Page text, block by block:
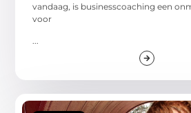
vandaag, is businesscoaching een
voor
...